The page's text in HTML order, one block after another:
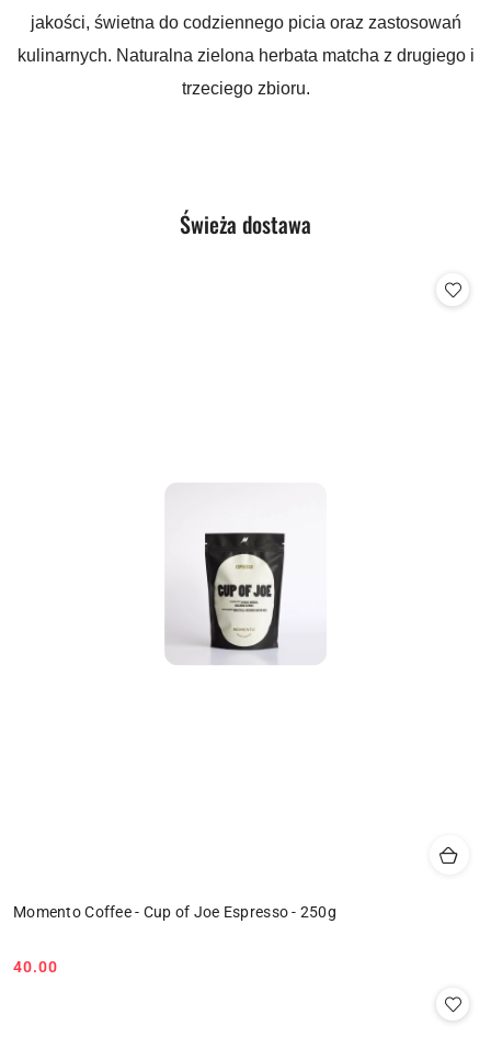
jakości, świetna do codziennego picia oraz zastosowań
kulinarnych. Naturalna zielona herbata matcha z drugiego i
trzeciego zbioru.
Pomiń karuzelę produktów
Produkty
Świeża dostawa
Momento Coffee - Cup of Joe Espresso - 250g
Cena:
40.00